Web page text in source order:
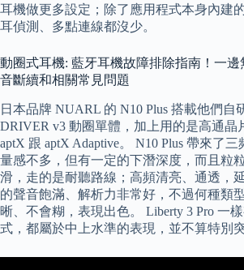
耳機做更多設定；除了應用程式本身內建
耳偵測、多點連線都沒少。
動圈式耳機: 藍牙耳機故障排除指南！一
音斷續和相關常見問題
日本品牌 NUARL 的 N10 Plus 搭載他們自
DRIVER v3 動圈單體，加上用的是高通晶
aptX 跟 aptX Adaptive。 N10 Plus 帶來了
量感不多，但有一定的下潛深度，而且粒
滑，走的是耐聽路線；高頻清亮、通透，
的聲音飽滿、解析力非常好，不過何種類
晰、不會糊，表現出色。 Liberty 3 Pro 一
式，都屬於中上水準的表現，並不算特別突